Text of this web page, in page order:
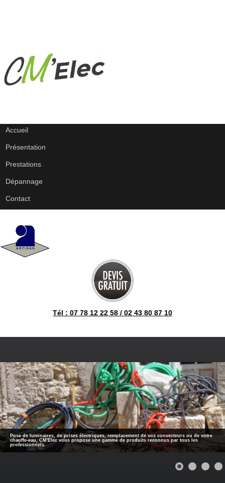
Accueil
Présentation
Prestations
Dépannage
Contact
Tél : 07 78 12 22 58 / 02 43 80 87 10
Pose de luminaires, de prises électriques, remplacement de vos convecteurs ou de votre
chauffe-eau, CM'Elec vous propose une gamme de produits reconnus par tous les
professionnels.